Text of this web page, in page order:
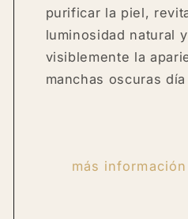
purificar la piel,
luminosidad natural
visiblemente la
manchas oscuras
más información